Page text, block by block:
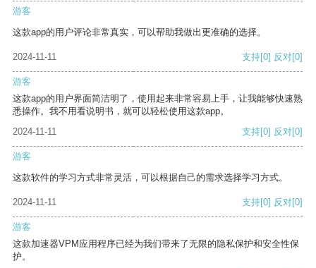
游客
这款app的用户评论非常真实，可以帮助我做出更准确的选择。
2024-11-11 支持[0] 反对[0]
游客
这款app的用户界面简洁明了，使用起来非常容易上手，让我能够快速熟
悉操作。我不用看说明书，就可以轻松使用这款app。
2024-11-11
支持[0] 反对[0]
游客
这款软件的学习方式非常灵活，可以根据自己的需求选择学习方式。
2024-11-11 支持[0] 反对[0]
游客
这款加速器VPM应用程序已经为我们带来了无限的隐私保护和安全性保
护。